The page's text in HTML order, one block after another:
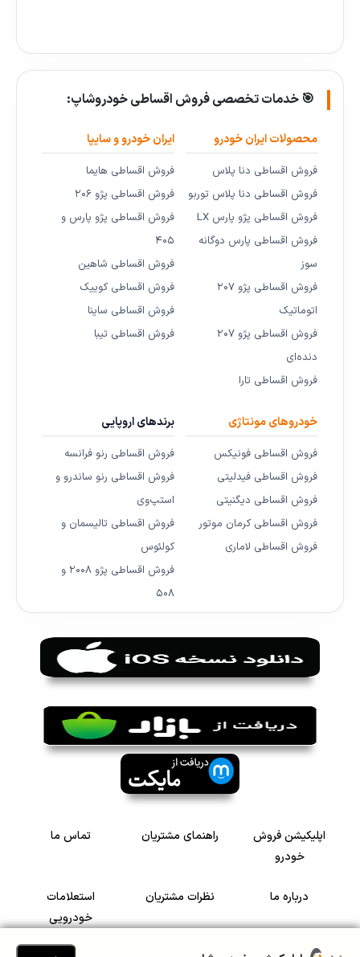
🎯 خدمات تخصصی فروش اقساطی خودروشاپ:
محصولات ایران خودرو
فروش اقساطی دنا پلاس
فروش اقساطی دنا پلاس توربو
فروش اقساطی پژو پارس LX
فروش اقساطی پارس دوگانه
سوز
فروش اقساطی پژو ۲۰۷
اتوماتیک
فروش اقساطی پژو ۲۰۷
دنده‌ای
فروش اقساطی تارا
ایران خودرو و سایپا
فروش اقساطی هایما
فروش اقساطی پژو ۲۰۶
فروش اقساطی پژو پارس و
۴۰۵
فروش اقساطی شاهین
فروش اقساطی کوییک
فروش اقساطی ساینا
فروش اقساطی تیبا
خودروهای مونتاژی
فروش اقساطی فونیکس
فروش اقساطی فیدلیتی
فروش اقساطی دیگنیتی
فروش اقساطی کرمان موتور
فروش اقساطی لاماری
برندهای اروپایی
فروش اقساطی رنو فرانسه
فروش اقساطی رنو ساندرو و
استپ‌وی
فروش اقساطی تالیسمان و
کولئوس
فروش اقساطی پژو ۲۰۰۸ و
۵۰۸
اپلیکیشن فروش
خودرو
راهنمای مشتریان تماس ما
درباره ما نظرات مشتریان
استعلامات
خودرویی